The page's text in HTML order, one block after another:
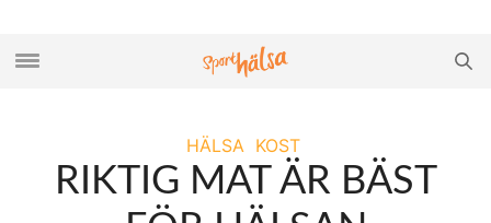
HÄLSA KOST
RIKTIG MAT ÄR BÄST